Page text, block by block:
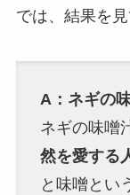
では、結果を見
A：ネギの
ネギの味噌
然を愛する
と味噌とい